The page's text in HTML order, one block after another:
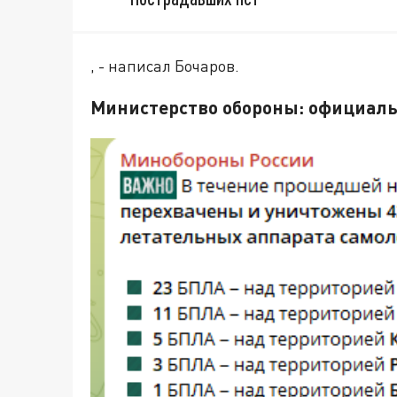
, - написал Бочаров.
Министерство обороны: